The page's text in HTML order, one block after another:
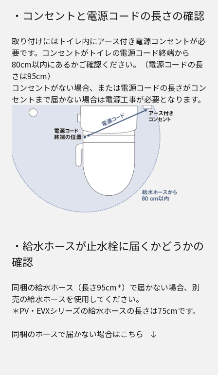
・コンセントと電源コードの長さの確認
取り付けにはトイレ内にアース付き電源コンセントが必
要です。コンセントがトイレの電源コード終端から
80cm以内にあるかご確認ください。​（電源コードの長
さは95cm）
コンセントがない場合、または電源コードの長さがコン
セントまで届かない場合は電源工事が必要となります。​
・給水ホースが止水栓に届くかどうかの
確認
同梱の給水ホース（長さ95cm ＊）で届かない場合、別
売の給水ホースを使用してください。
＊PV・EVXシリーズの給水ホースの長さは75cmです。
同梱のホースで届かない場合はこちら